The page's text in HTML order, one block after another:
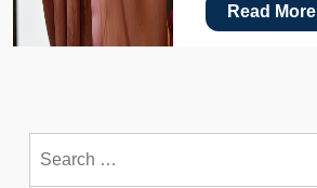
Read More
for: